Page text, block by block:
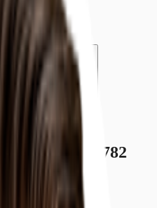
Exposé herunterladen
Minden - H1782